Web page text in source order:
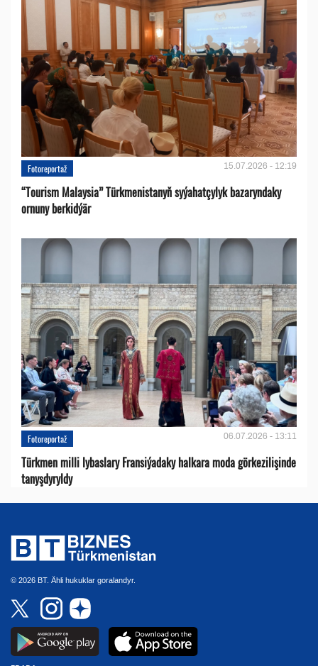
Fotoreportaž 15.07.2026 - 12:19
“Tourism Malaysia” Türkmenistanyň syýahatçylyk bazaryndaky
ornuny berkidýär
Fotoreportaž 06.07.2026 - 13:11
Türkmen milli lybaslary Fransiýadaky halkara moda görkezilişinde
tanyşdyryldy
© 2026 BT. Ähli hukuklar goralandyr.